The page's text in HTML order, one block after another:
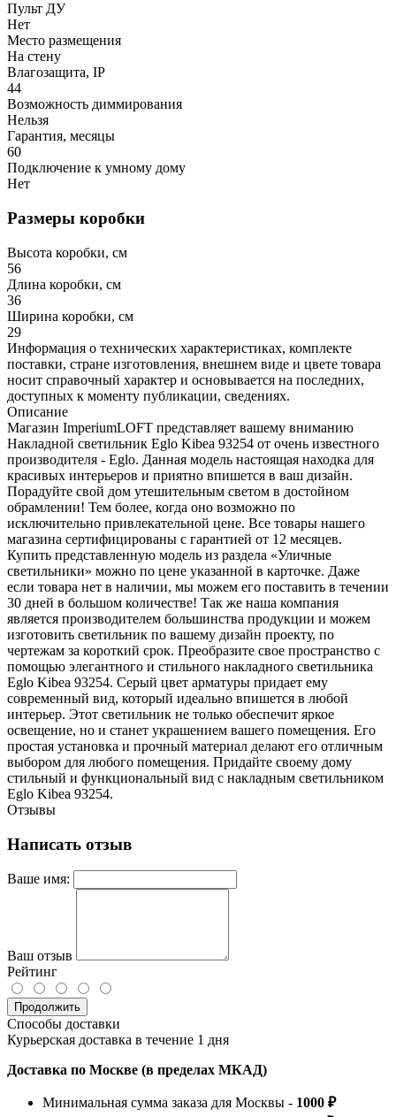
Пульт ДУ
Нет
Место размещения
На стену
Влагозащита, IP
44
Возможность диммирования
Нельзя
Гарантия, месяцы
60
Подключение к умному дому
Нет
Размеры коробки
Высота коробки, см
56
Длина коробки, см
36
Ширина коробки, см
29
Информация о технических характеристиках, комплекте
поставки, стране изготовления, внешнем виде и цвете товара
носит справочный характер и основывается на последних,
доступных к моменту публикации, сведениях.
Описание
Магазин ImperiumLOFT представляет вашему вниманию
Накладной светильник Eglo Kibea 93254 от очень известного
производителя - Eglo. Данная модель настоящая находка для
красивых интерьеров и приятно впишется в ваш дизайн.
Порадуйте свой дом утешительным светом в достойном
обрамлении! Тем более, когда оно возможно по
исключительно привлекательной цене. Все товары нашего
магазина сертифицированы с гарантией от 12 месяцев.
Купить представленную модель из раздела «Уличные
светильники» можно по цене указанной в карточке. Даже
если товара нет в наличии, мы можем его поставить в течении
30 дней в большом количестве! Так же наша компания
является производителем большинства продукции и можем
изготовить светильник по вашему дизайн проекту, по
чертежам за короткий срок. Преобразите свое пространство с
помощью элегантного и стильного накладного светильника
Eglo Kibea 93254. Серый цвет арматуры придает ему
современный вид, который идеально впишется в любой
интерьер. Этот светильник не только обеспечит яркое
освещение, но и станет украшением вашего помещения. Его
простая установка и прочный материал делают его отличным
выбором для любого помещения. Придайте своему дому
стильный и функциональный вид с накладным светильником
Eglo Kibea 93254.
Отзывы
Написать отзыв
Ваше имя:
Ваш отзыв
Рейтинг
Продолжить
Способы доставки
Курьерская доставка в течение 1 дня
Доставка по Москве (в пределах МКАД)
Минимальная сумма заказа для Москвы - 1000 ₽